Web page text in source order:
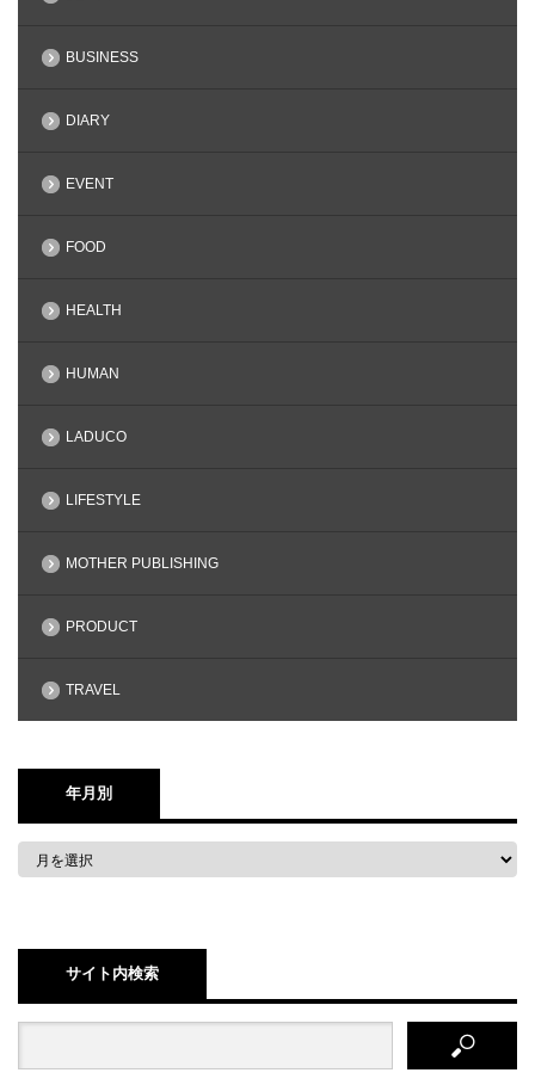
BUSINESS
DIARY
EVENT
FOOD
HEALTH
HUMAN
LADUCO
LIFESTYLE
MOTHER PUBLISHING
PRODUCT
TRAVEL
年月別
サイト内検索